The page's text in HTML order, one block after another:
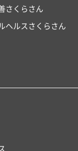
さくらさん
ヘルスさくらさん